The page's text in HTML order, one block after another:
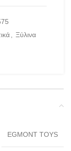
, Ξύλινα
EGMONT TOYS